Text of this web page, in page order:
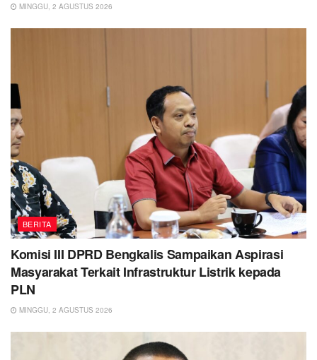
MINGGU, 2 AGUSTUS 2026
BERITA
Komisi III DPRD Bengkalis Sampaikan Aspirasi
Masyarakat Terkait Infrastruktur Listrik kepada
PLN
MINGGU, 2 AGUSTUS 2026